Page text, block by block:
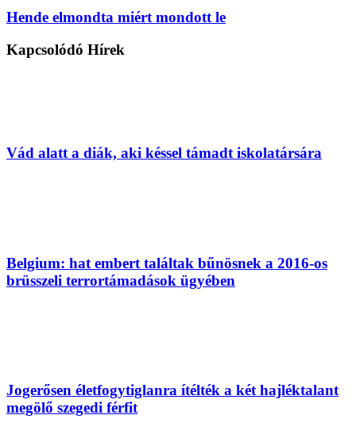
Hende elmondta miért mondott le
Kapcsolódó Hírek
Vád alatt a diák, aki késsel támadt iskolatársára
Belgium: hat embert találtak bűnösnek a 2016-os
brüsszeli terrortámadások ügyében
Jogerősen életfogytiglanra ítélték a két hajléktalant
megölő szegedi férfit